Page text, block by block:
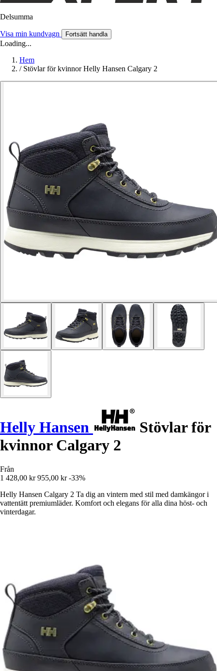
Delsumma
Visa min kundvagn Fortsätt handla
Loading...
Hem
/ Stövlar för kvinnor Helly Hansen Calgary 2
Helly Hansen
Stövlar för
kvinnor Calgary 2
Från
1 428,00 kr 955,00 kr -33%
Helly Hansen Calgary 2 Ta dig an vintern med stil med damkängor i
vattentätt premiumläder. Komfort och elegans för alla dina höst- och
vinterdagar.